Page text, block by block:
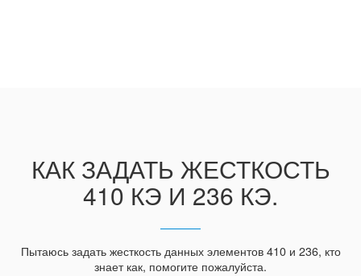
КАК ЗАДАТЬ ЖЕСТКОСТЬ
410 КЭ И 236 КЭ.
Пытаюсь задать жесткость данных элементов 410 и 236, кто
знает как, помогите пожалуйста.